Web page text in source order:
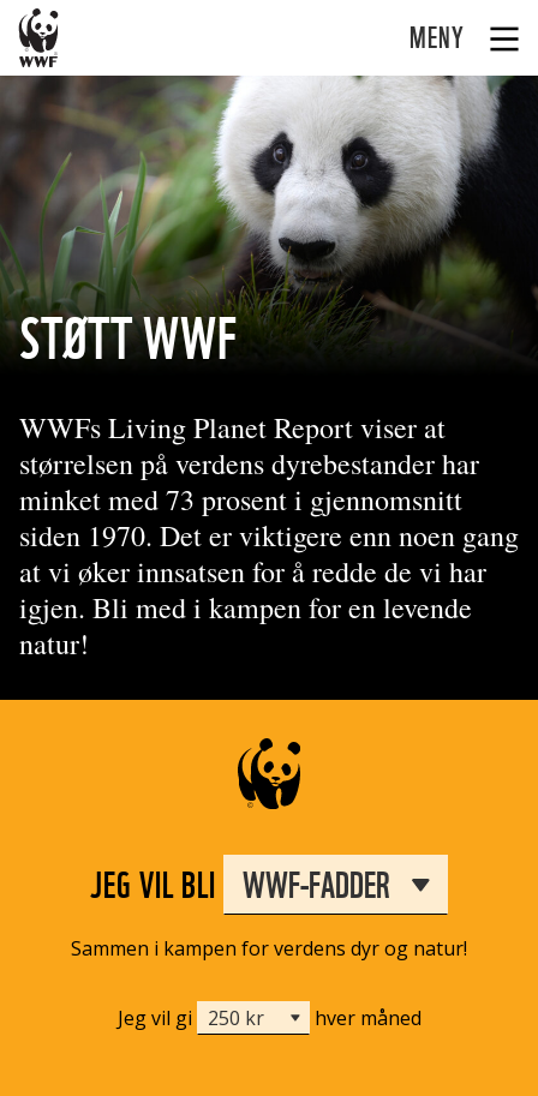
MENY
STØTT WWF
WWFs Living Planet Report viser at
størrelsen på verdens dyrebestander har
minket med 73 prosent i gjennomsnitt
siden 1970. Det er viktigere enn noen gang
at vi øker innsatsen for å redde de vi har
igjen. Bli med i kampen for en levende
natur!
JEG VIL BLI
Sammen i kampen for verdens dyr og natur!
Jeg vil gi hver måned